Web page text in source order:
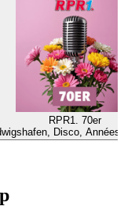
RPR1. 70er
Disco,